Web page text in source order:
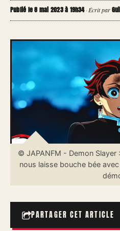
Publié le 8 mai 2023 à 19h34 · Écrit par
© JAPANFM - Demon Slayer
nous laisse bouche bée
PARTAGER CET ARTICLE